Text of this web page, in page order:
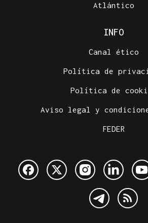
Atlántico
INFO
Canal ético
Política de
Política de
Aviso legal y
FEDER